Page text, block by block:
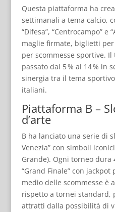
Questa piattaforma ha
settimanali a tema calcio,
“Difesa”, “Centrocampo” e
maglie firmate, biglietti
per scommesse sportive.
passato dal 5 % al 14 % in
sinergia tra il tema
italiani.
Piattaforma B –
d’arte
B ha lanciato una serie di
Venezia” con simboli
Grande). Ogni torneo
“Grand Finale” con
medio delle scommesse è
rispetto a tornei standard,
attratti dalla possibilità di